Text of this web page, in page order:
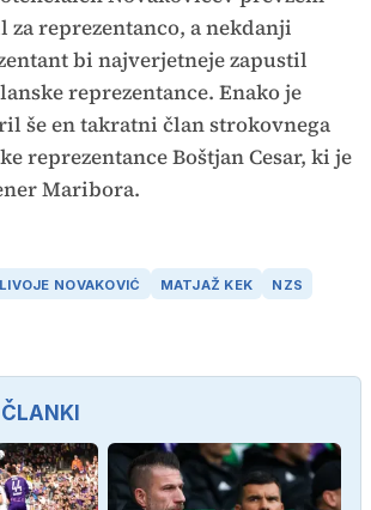
za reprezentanco, a nekdanji
bi najverjetneje zapustil
reprezentance. Enako je
še en takratni član strokovnega
reprezentance Boštjan Cesar, ki je
Maribora.
NOVAKOVIĆ MATJAŽ KEK NZS